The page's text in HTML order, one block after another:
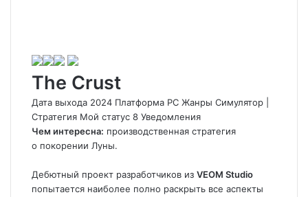
The Crust
Дата выхода 2024 Платформа PC Жанры Симулятор
Стратегия Мой статус 8 Уведомления
Чем интересна: производственная стратегия
о покорении Луны.
Дебютный проект разработчиков из VEOM Studio
попытается наиболее полно раскрыть все аспекты